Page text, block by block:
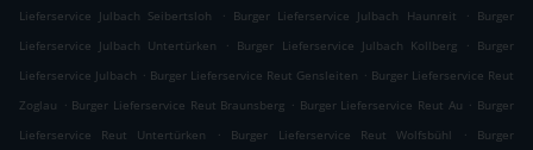
Lieferservice Julbach Seibertsloh . Burger Lieferservice Julbach Haunreit . Burger
Lieferservice Julbach Untertürken
. Burger Lieferservice Julbach Kollberg . Burger
Lieferservice Julbach . Burger Lieferservice Reut Gensleiten . Burger Lieferservice Reut
Zoglau . Burger Lieferservice Reut Braunsberg . Burger Lieferservice Reut Au . Burger
Lieferservice Reut Untertürken
. Burger Lieferservice Reut Wolfsbühl .
Burger